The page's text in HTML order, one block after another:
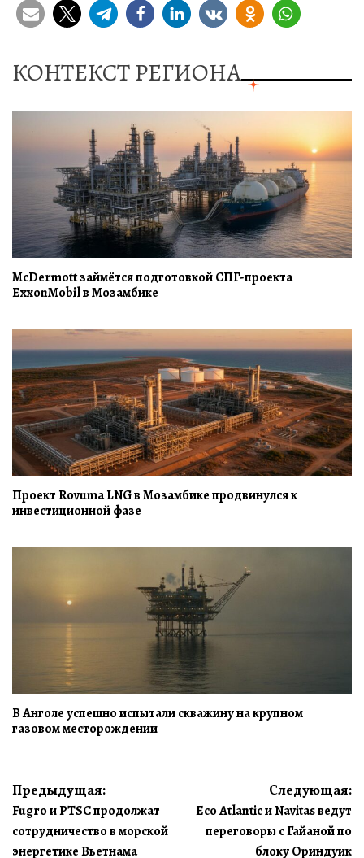
КОНТЕКСТ РЕГИОНА
McDermott займётся подготовкой СПГ-проекта
ExxonMobil в Мозамбике
Проект Rovuma LNG в Мозамбике продвинулся к
инвестиционной фазе
В Анголе успешно испытали скважину на крупном
газовом месторождении
Навигация
по
записям
Предыдущая:
Fugro и PTSC продолжат
сотрудничество в морской
энергетике Вьетнама
Следующая:
Eco Atlantic и Navitas ведут
переговоры с Гайаной по
блоку Ориндуик